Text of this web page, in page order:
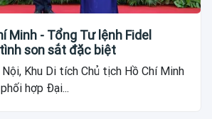
Minh - Tổng Tư lệnh Fidel
son sắt đặc biệt
Khu Di tích Chủ tịch Hồ Chí Minh
hợp Đại...